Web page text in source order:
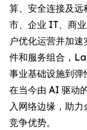
算、安全连接及
市、企业 IT、商
户优化运营并加
件和服务组合，
事业基础设施到弹
在当今由 AI 驱动
入网络边缘，助
竞争优势。